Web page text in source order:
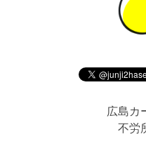
広島カ
不労